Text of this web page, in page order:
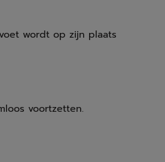
wordt op zijn plaats
voortzetten.